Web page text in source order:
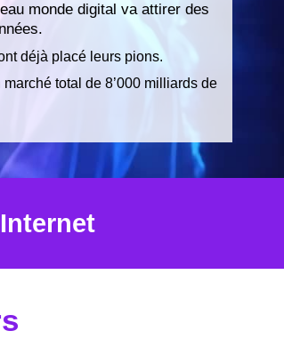
monde digital va attirer des
déjà placé leurs pions.
total de 8’000 milliards de